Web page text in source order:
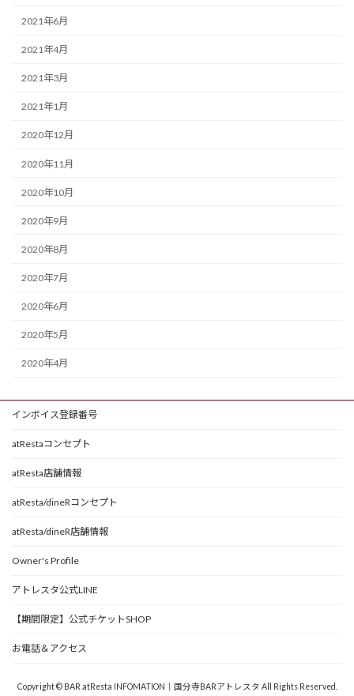
2021年6月
2021年4月
2021年3月
2021年1月
2020年12月
2020年11月
2020年10月
2020年9月
2020年8月
2020年7月
2020年6月
2020年5月
2020年4月
インボイス登録番号
atRestaコンセプト
atResta店舗情報
atResta/dineRコンセプト
atResta/dineR店舗情報
Owner's Profile
アトレスタ公式LINE
【期間限定】公式チケットSHOP
お電話＆アクセス
Copyright © BAR atResta INFOMATION｜国分寺BARアトレスタ All Rights Reserved.